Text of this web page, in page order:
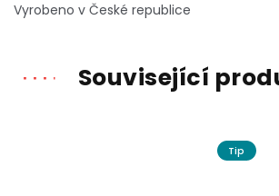
Vyrobeno v České republice
Související
Tip